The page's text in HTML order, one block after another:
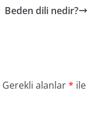
Beden dili nedir?
Gerekli alanlar* ile